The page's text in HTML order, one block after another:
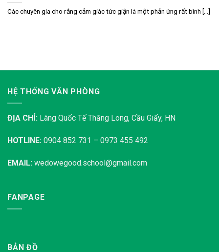
Các chuyên gia cho rằng cảm giác tức giận là một phản ứng rất bình [...]
HỆ THỐNG VĂN PHÒNG
ĐỊA CHỈ: Làng Quốc Tế Thăng Long, Cầu Giấy, HN
HOTLINE: 0904 852 731 – 0973 455 492
EMAIL: wedowegood.school@gmail.com
FANPAGE
BẢN ĐỒ